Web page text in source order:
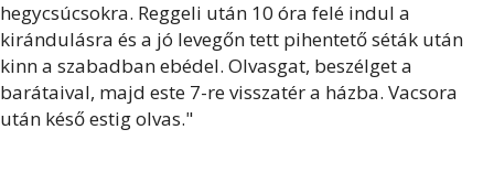
hegycsúcsokra. Reggeli után 10 óra felé indul a
kirándulásra és a jó levegőn tett pihentető séták után
kinn a szabadban ebédel. Olvasgat, beszélget a
barátaival, majd este 7-re visszatér a házba. Vacsora
után késő estig olvas."